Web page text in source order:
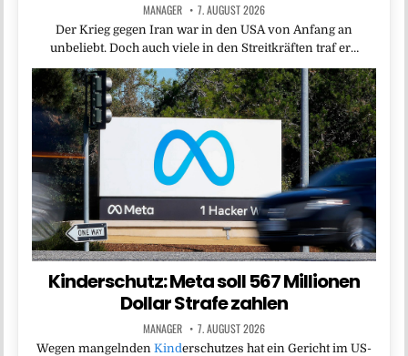
MANAGER 7. AUGUST 2026
Der Krieg gegen Iran war in den USA von Anfang an
unbeliebt. Doch auch viele in den Streitkräften traf er…
Kinderschutz: Meta soll 567 Millionen
Dollar Strafe zahlen
MANAGER 7. AUGUST 2026
Wegen mangelnden Kinderschutzes hat ein Gericht im US-